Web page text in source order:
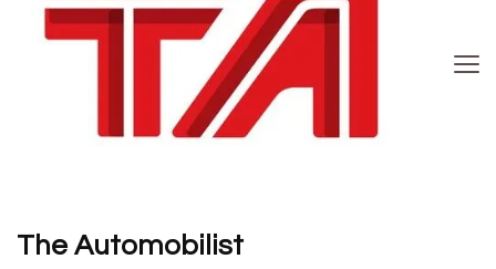
The Automobilist